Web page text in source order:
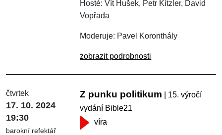
Hosté: Vít Hušek, Petr Kitzler, David
Vopřada
Moderuje: Pavel Koronthály
zobrazit podrobnosti
čtvrtek
17. 10. 2024
19:30
barokní refektář
Z punku politikum | 15. výročí
vydání Bible21
víra